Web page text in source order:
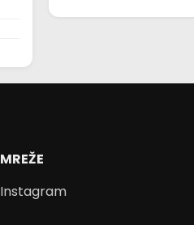
MREŽE
Instagram